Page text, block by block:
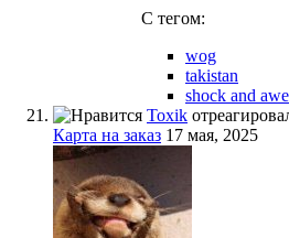
C тегом:
wog
takistan
shock and awe
Toxik
Карта на заказ 17 мая, 2025